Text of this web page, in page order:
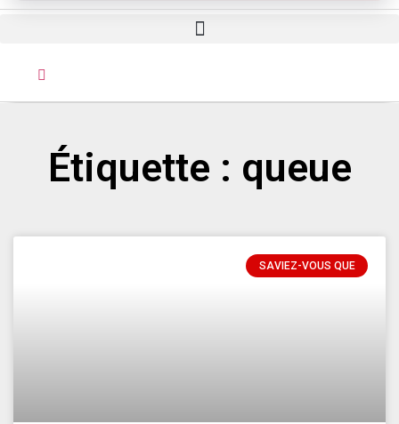
Étiquette : queue
SAVIEZ-VOUS QUE